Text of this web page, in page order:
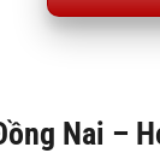
Nai –